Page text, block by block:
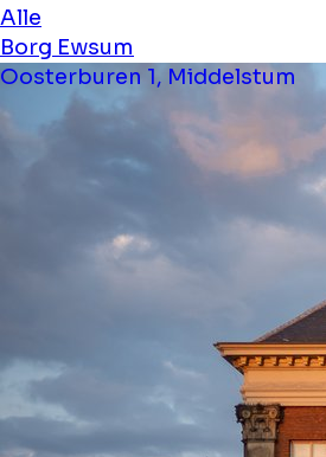
Alle
Borg Ewsum
Oosterburen 1, Middelstum